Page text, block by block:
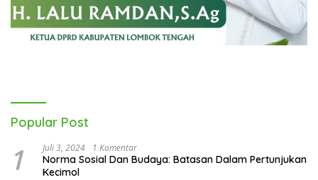
Popular Post
1 Juli 3, 2024 1 Komentar
Norma Sosial Dan Budaya: Batasan Dalam Pertunjukan
Kecimol